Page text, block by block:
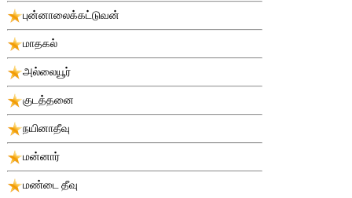
புன்னாலைக்கட்டுவன்
மாதகல்
அல்லையூர்
குடத்தனை
நயினாதீவு
மன்னார்
மண்டை தீவு